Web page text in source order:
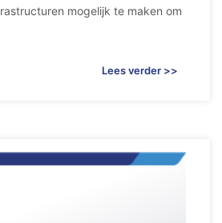
mogelijk te maken om
Lees verder >>